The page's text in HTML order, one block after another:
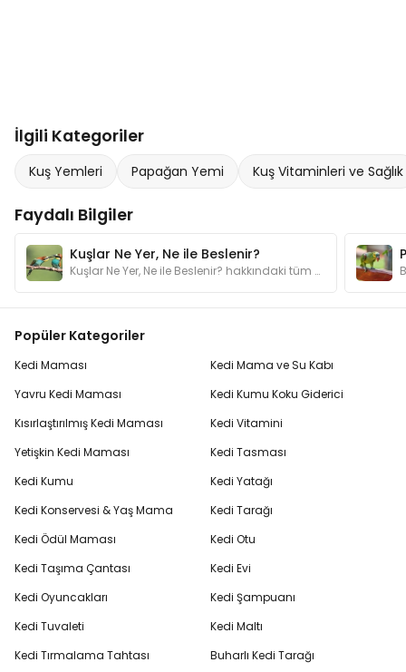
İlgili Kategoriler
Kuş Yemleri Papağan Yemi Kuş Vitaminleri ve Sağlık
Faydalı Bilgiler
Kuşlar Ne Yer, Ne ile Beslenir?
Kuşlar Ne Yer, Ne ile Beslenir? hakkındaki tüm sorular ve yanıtlar yazımızda!
Popüler Kategoriler
Kedi Maması
Yavru Kedi Maması
Kısırlaştırılmış Kedi Maması
Yetişkin Kedi Maması
Kedi Kumu
Kedi Konservesi & Yaş Mama
Kedi Ödül Maması
Kedi Taşıma Çantası
Kedi Oyuncakları
Kedi Tuvaleti
Kedi Tırmalama Tahtası
Kedi Mama ve Su Kabı
Kedi Kumu Koku Giderici
Kedi Vitamini
Kedi Tasması
Kedi Yatağı
Kedi Tarağı
Kedi Otu
Kedi Evi
Kedi Şampuanı
Kedi Maltı
Buharlı Kedi Tarağı